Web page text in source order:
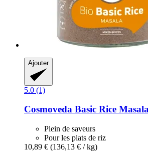
Ajouter
5.0 (1)
Cosmoveda Basic Rice
Plein de saveurs
Pour les plats de riz
10,89 € (136,13 € / kg)